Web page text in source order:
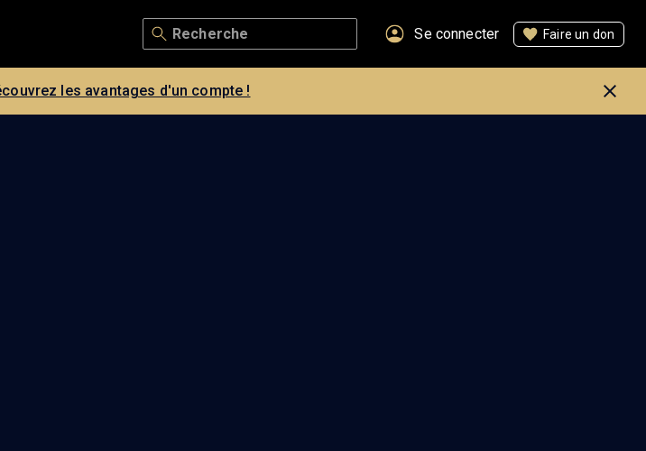
Se connecter Faire un don
les avantages d'un compte !